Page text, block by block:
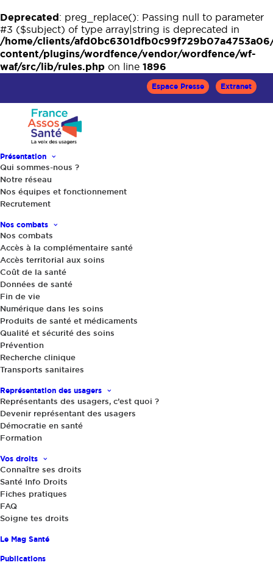
Deprecated: preg_replace(): Passing null to parameter
#3 ($subject) of type array|string is deprecated in
/home/clients/
content/plugins/wordfence/vendor/wordfence/wf-
waf/src/lib/rules.php on line 1896
Espace Presse Extranet
Présentation
Qui sommes-nous ?
Notre réseau
Nos équipes et fonctionnement
Recrutement
Nos combats
Nos combats
Accès à la complémentaire santé
Accès territorial aux soins
Coût de la santé
Données de santé
Fin de vie
Numérique dans les soins
Produits de santé et médicaments
Qualité et sécurité des soins
Prévention
Recherche clinique
Transports sanitaires
Représentation des usagers
Représentants des usagers, c’est quoi ?
Devenir représentant des usagers
Démocratie en santé
Formation
Vos droits
Connaître ses droits
Santé Info Droits
Fiches pratiques
FAQ
Soigne tes droits
Le Mag Santé
Publications
Accueil
Opinions
Suppression des ARS : l’organisation de notre système de
santé en danger !
2 juillet 2024 |
Suppression des ARS : l’organisation
de notre système de santé en danger !
Les agences régionales de santé sont
essentielles au fonctionnement du système de
soins dans notre pays. Or leur suppression pure
et simple qui parait totalement improvisée, est
la mesure emblématique du programme santé
des candidats Rassemblement national, avec la
suppression de l’AME!
Partager